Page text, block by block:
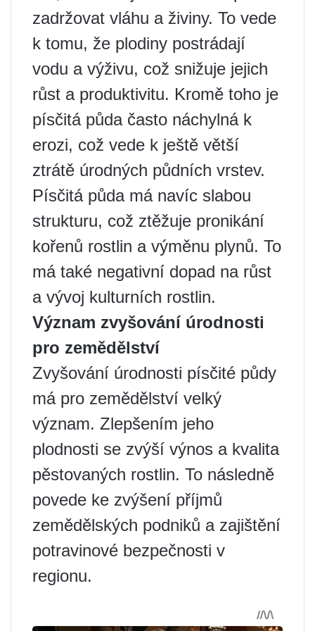
zadržovat vláhu a živiny. To vede
k tomu, že plodiny postrádají
vodu a výživu, což snižuje jejich
růst a produktivitu. Kromě toho je
písčitá půda často náchylná k
erozi, což vede k ještě větší
ztrátě úrodných půdních vrstev.
Písčitá půda má navíc slabou
strukturu, což ztěžuje pronikání
kořenů rostlin a výměnu plynů. To
má také negativní dopad na růst
a vývoj kulturních rostlin.
Význam zvyšování úrodnosti
pro zemědělství
Zvyšování úrodnosti písčité půdy
má pro zemědělství velký
význam. Zlepšením jeho
plodnosti se zvýší výnos a kvalita
pěstovaných rostlin. To následně
povede ke zvýšení příjmů
zemědělských podniků a zajištění
potravinové bezpečnosti v
regionu.